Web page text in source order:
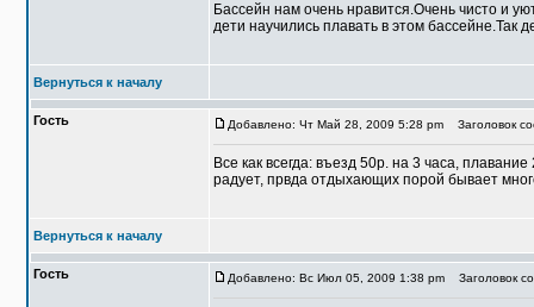
Бассейн нам очень нравится.Очень чисто и
дети научились плавать в этом бассейне.Так
Вернуться к началу
Гость Добавлено: Чт Май 28, 2009 5:28 pm Заголовок
Все как всегда: въезд 50р. на 3 часа,
радует, првда отдыхающих порой бывает
Вернуться к началу
Гость Добавлено: Вс Июл 05, 2009 1:38 pm Заголовок